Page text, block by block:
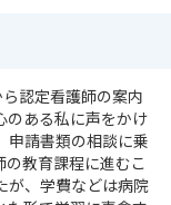
認定看護師の案内
のある私に声をかけ
申請書類の相談に乗
教育課程に進むこ
が、学費などは病院